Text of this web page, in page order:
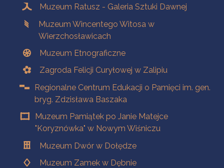
Muzeum Ratusz - Galeria Sztuki Dawnej
Muzeum Wincentego Witosa w
Wierzchosławicach
Muzeum Etnograficzne
Zagroda Felicji Curyłowej w Zalipiu
Regionalne Centrum Edukacji o Pamięci im. gen.
bryg. Zdzisława Baszaka
Muzeum Pamiątek po Janie Matejce
"Koryznówka" w Nowym Wiśniczu
Muzeum Dwór w Dołędze
Muzeum Zamek w Dębnie